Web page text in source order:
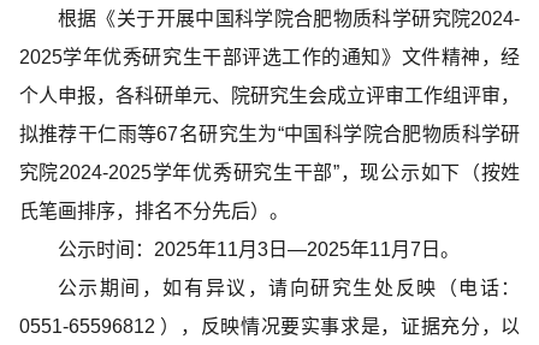
根据《关于开展中国科学院合肥物质科学研究院2024-
2025学年优秀研究生干部评选工作的通知》文件精神，经
个人申报，各科研单元、院研究生会成立评审工作组评审，
拟推荐干仁雨等67名研究生为“中国科学院合肥物质科学研
究院2024-2025学年优秀研究生干部”，现公示如下（按姓
氏笔画排序，排名不分先后）。
公示时间：2025年11月3日—2025年11月7日。
公示期间，如有异议，请向研究生处反映（电话：
0551-65596812 ），反映情况要实事求是，证据充分，以